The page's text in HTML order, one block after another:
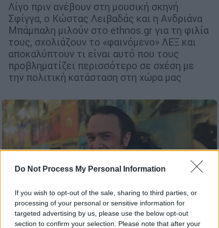
Do Not Process My Personal Information
If you wish to opt-out of the sale, sharing to third parties, or
processing of your personal or sensitive information for
targeted advertising by us, please use the below opt-out
section to confirm your selection. Please note that after your
Λίγο πριν ανέβουν στη μουσική σκηνή
Σφίγγα, ο Κώστας Λειβαδάς και η Ανδριάνα
Μπάμπαλη μιλούν στο ethnos.gr για τη φιλία
τους, σχολιάζουν το «φαινόμενο» ΛΕΞ και
αποκαλύπτουν τι είναι αυτό που τους
προβληματίζει περισσότερο σε σχέση με
την πολιτική κατάσταση στη χώρα μας